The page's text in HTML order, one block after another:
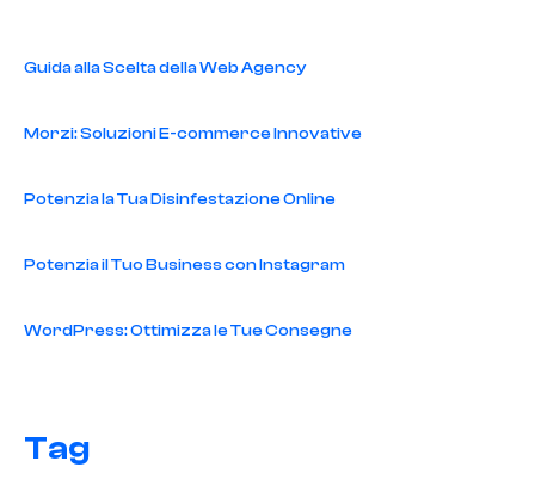
Guida alla Scelta della Web Agency
Morzi: Soluzioni E-commerce Innovative
Potenzia la Tua Disinfestazione Online
Potenzia il Tuo Business con Instagram
WordPress: Ottimizza le Tue Consegne
Tag